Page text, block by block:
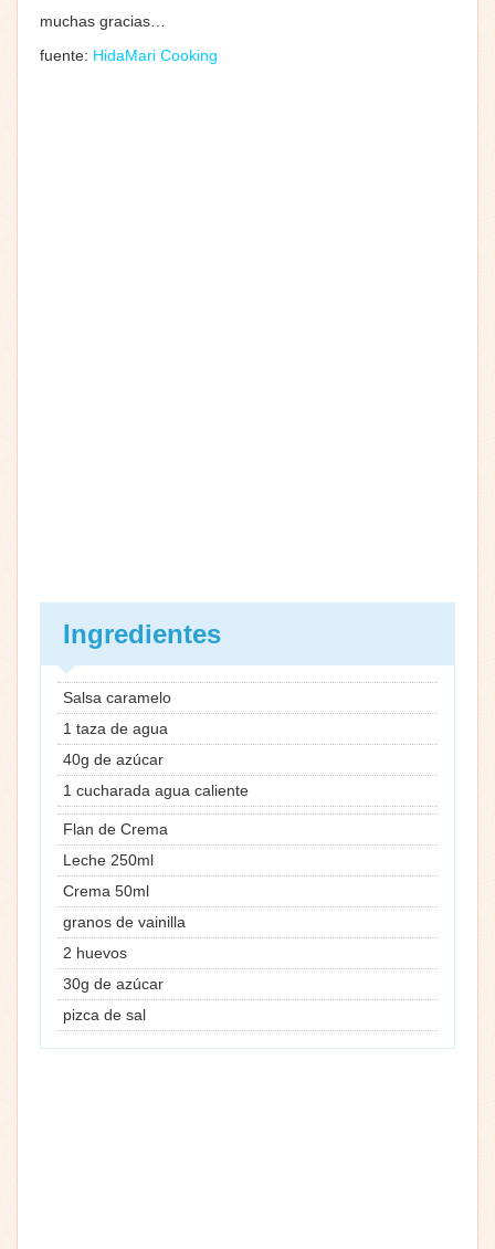
muchas gracias…
fuente: HidaMari Cooking
Ingredientes
Salsa caramelo
1 taza de agua
40g de azúcar
1 cucharada agua caliente
Flan de Crema
Leche 250ml
Crema 50ml
granos de vainilla
2 huevos
30g de azúcar
pizca de sal